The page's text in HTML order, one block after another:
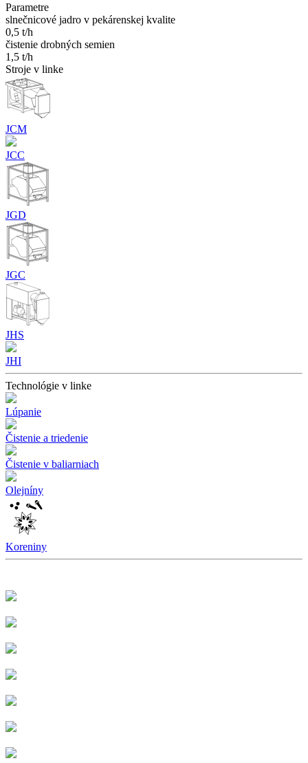
Parametre
slnečnicové jadro v pekárenskej kvalite
0,5 t/h
čistenie drobných semien
1,5 t/h
Stroje v linke
JCM
JCC
JGD
JGC
JHS
JHI
Technológie v linke
Lúpanie
Čistenie a triedenie
Čistenie v baliarniach
Olejníny
Koreniny